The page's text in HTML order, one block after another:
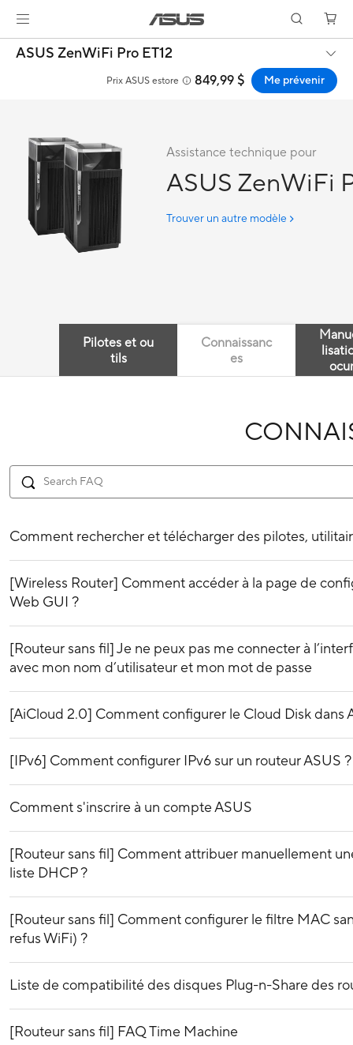
ASUS ZenWiFi Pro ET12
Prix ASUS estore 849,99 $ Me prévenir
Assistance technique pour
ASUS ZenWiFi
Trouver un autre modèle
Pilotes et ou
tils
Connaissanc
es
Comment rechercher et télécharger des pilotes,
[Wireless Router] Comment accéder à la page de
Web GUI ?
[Routeur sans fil] Je ne peux pas me connecter à
avec mon nom d’utilisateur et mon mot de passe
[AiCloud 2.0] Comment configurer le Cloud Disk dans
[IPv6] Comment configurer IPv6 sur un routeur ASUS ?
Comment s'inscrire à un compte ASUS
[Routeur sans fil] Comment attribuer manuellement
liste DHCP ?
[Routeur sans fil] Comment configurer le filtre MAC
refus WiFi) ?
Liste de compatibilité des disques Plug-n-Share des
[Routeur sans fil] FAQ Time Machine